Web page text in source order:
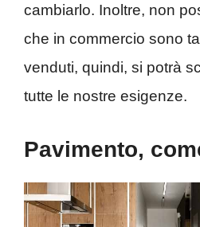
cambiarlo. Inoltre, non
che in commercio sono
venduti, quindi, si potrà
tutte le nostre esigenze.
Pavimento,